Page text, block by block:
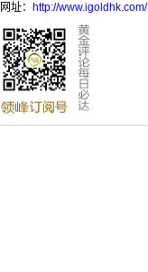
网址： http://www.igoldhk.com/